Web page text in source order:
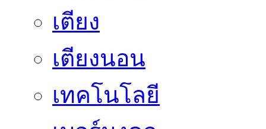
เตียง
เตียงนอน
เทคโนโลยี